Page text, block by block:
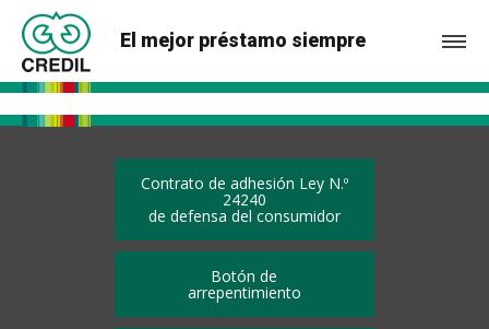
El mejor préstamo siempre
Contrato de adhesión Ley N.º
24240
de defensa del consumidor
Botón de
arrepentimiento